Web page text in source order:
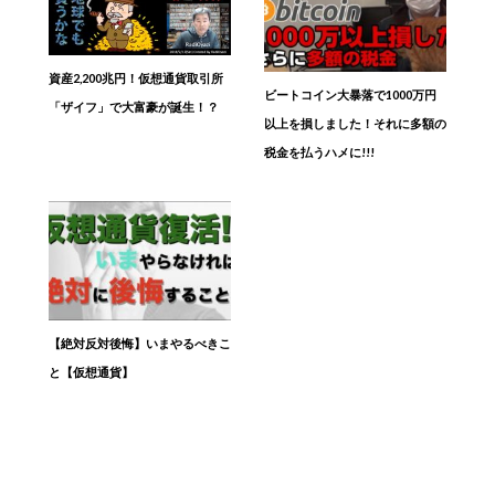
資産2,200兆円！仮想通貨取引所
「ザイフ」で大富豪が誕生！？
ビートコイン大暴落で1000万円
以上を損しました！それに多額の
税金を払うハメに!!!
【絶対反対後悔】いまやるべきこ
と【仮想通貨】